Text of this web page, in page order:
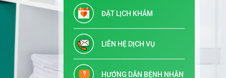
Tuyển dụng
ĐẶT LỊCH KHÁM
LIÊN HỆ DỊCH VỤ
HƯỚNG DẪN BỆNH NHÂN